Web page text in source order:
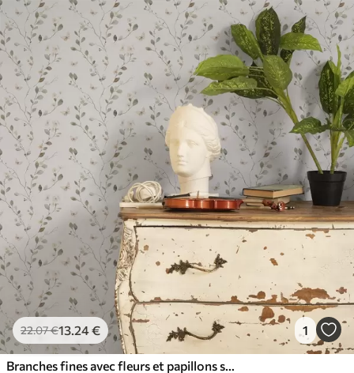
22.07€13.24€ 1
Branches fines avec fleurs et papillons sur fond blanc